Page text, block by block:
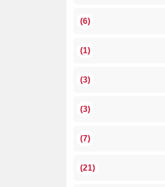
(6)
(1)
(3)
(3)
(7)
(21)